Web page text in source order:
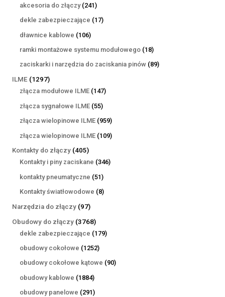
produktów
akcesoria do złączy 241241
produktów
dekle zabezpieczające 1717
dławnice kablowe 106106
produktów
ramki montażowe systemu modułowego 1818
produktów
zaciskarki i narzędzia do zaciskania pinów 8989
ILME 12971297
produktów
złącza modułowe ILME 147147
złącza sygnałowe ILME 5555
produktów
złącza wielopinowe ILME 959959
produktów
złącza wielopinowe ILME 109109
Kontakty do złączy 405405
produktów
Kontakty i piny zaciskane 346346
kontakty pneumatyczne 5151
produktów
Kontakty światłowodowe 88
Narzędzia do złączy 9797
produktów
Obudowy do złączy 37683768
produktów
dekle zabezpieczające 179179
obudowy cokołowe 12521252
produkty
obudowy cokołowe kątowe 9090
obudowy kablowe 18841884
produkty
obudowy panelowe 291291